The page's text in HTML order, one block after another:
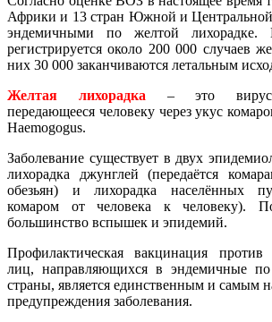
Африки и 13 стран Южной и
эндемичными по желтой
регистрируется около 200 000 случаев
них 30 000 заканчиваются летальным
Желтая лихорадка – это
передающееся человеку через укус
Haemogogus.
Заболевание существует в двух
лихорадка джунглей (передаётся
обезьян) и лихорадка населённых
комаром от человека к человеку).
большинство вспышек и эпидемий.
Профилактическая вакцинация
лиц, направляющихся в эндемичные
страны, является единственным и самым
предупреждения заболевания.